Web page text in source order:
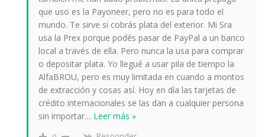
que uso es la Payoneer, pero no es para todo el
mundo. Te sirve si cobrás plata del exterior. Mi Sra
usa la Prex porque podés pasar de PayPal a un banco
local a través de ella. Pero nunca la usa para comprar
o depositar plata. Yo llegué a usar pila de tiempo la
AlfaBROU, pero es muy limitada en cuando a montos
de extracción y cosas así. Hoy en día las tarjetas de
crédito internacionales se las dan a cualquier persona
sin importar… Leer más »